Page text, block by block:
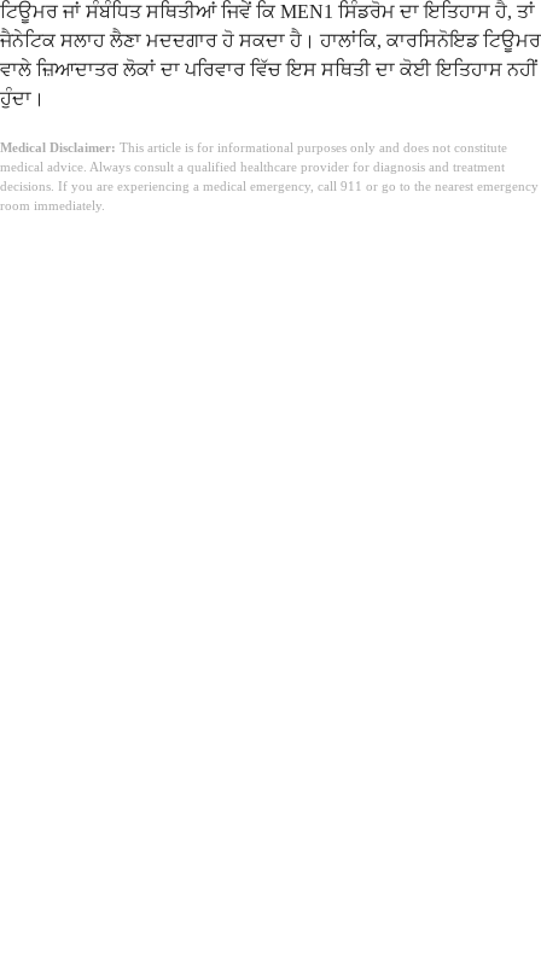
ਟਿਊਮਰ ਜਾਂ ਸੰਬੰਧਿਤ ਸਥਿਤੀਆਂ ਜਿਵੇਂ ਕਿ MEN1 ਸਿੰਡਰੋਮ ਦਾ ਇਤਿਹਾਸ ਹੈ, ਤਾਂ
ਜੈਨੇਟਿਕ ਸਲਾਹ ਲੈਣਾ ਮਦਦਗਾਰ ਹੋ ਸਕਦਾ ਹੈ। ਹਾਲਾਂਕਿ, ਕਾਰਸਿਨੋਇਡ ਟਿਊਮਰ
ਵਾਲੇ ਜ਼ਿਆਦਾਤਰ ਲੋਕਾਂ ਦਾ ਪਰਿਵਾਰ ਵਿੱਚ ਇਸ ਸਥਿਤੀ ਦਾ ਕੋਈ ਇਤਿਹਾਸ ਨਹੀਂ
ਹੁੰਦਾ।
Medical Disclaimer: This article is for informational purposes only and does not constitute
medical advice. Always consult a qualified healthcare provider for diagnosis and treatment
decisions. If you are experiencing a medical emergency, call 911 or go to the nearest emergency
room immediately.